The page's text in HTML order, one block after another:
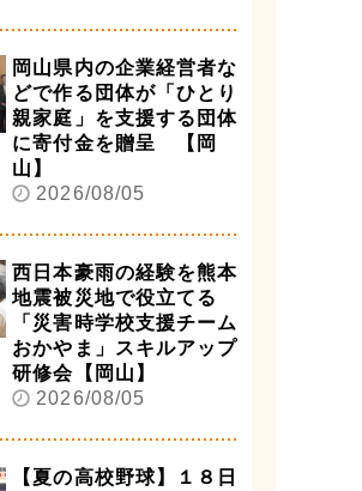
岡山県内の企業経営者な
どで作る団体が「ひとり
親家庭」を支援する団体
に寄付金を贈呈 【岡
山】
2026/08/05
西日本豪雨の経験を熊本
地震被災地で役立てる
「災害時学校支援チーム
おかやま」スキルアップ
研修会【岡山】
2026/08/05
【夏の高校野球】１８日